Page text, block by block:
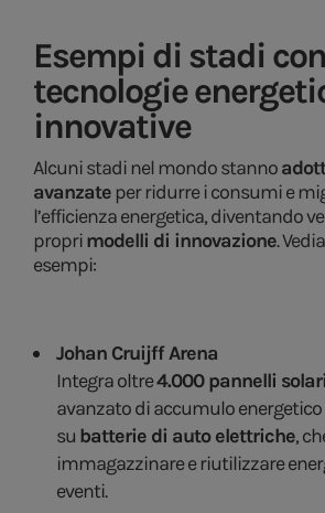
Esempi di stadi con
tecnologie
innovative
Alcuni stadi nel mondo stanno
avanzate per ridurre i consumi e
l’efficienza energetica, diventando
proprimodelli di innovazione.
esempi:
Johan Cruijff Arena
Integra oltre4.000 pannelli solari
avanzato di accumulo
su batterie di auto elettriche,
immagazzinare e riutilizzare
eventi.